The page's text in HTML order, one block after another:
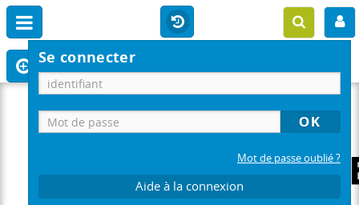
Se connecter
Mot de passe oublié ?
Aide à la connexion